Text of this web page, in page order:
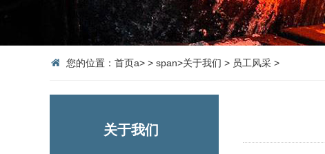
您的位置： 首页a> > span>关于我们 > 员工风采 >
关于我们